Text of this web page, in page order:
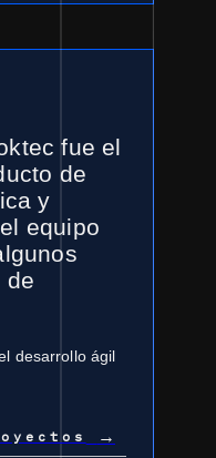
fue el
de
y
equipo
de
desarrollo ágil
→